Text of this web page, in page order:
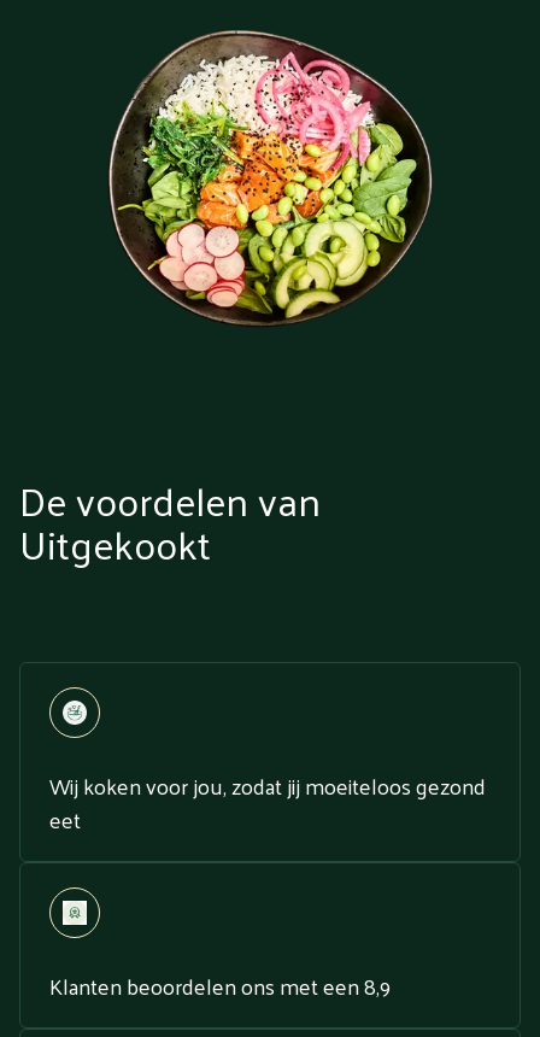
De voordelen van
Uitgekookt
Wij koken voor jou, zodat jij moeiteloos gezond
eet
Klanten beoordelen ons met een 8,9